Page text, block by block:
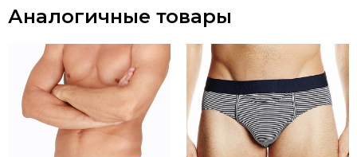
Аналогичные товары